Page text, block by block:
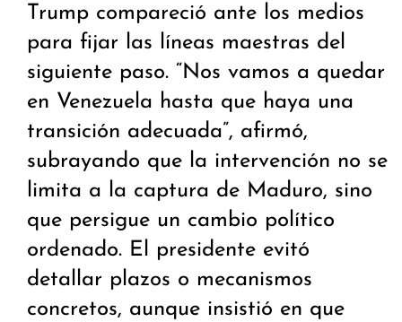
Trump compareció ante los medios
para fijar las líneas maestras del
siguiente paso. “Nos vamos a quedar
en Venezuela hasta que haya una
transición adecuada”, afirmó,
subrayando que la intervención no se
limita a la captura de Maduro, sino
que persigue un cambio político
ordenado. El presidente evitó
detallar plazos o mecanismos
concretos, aunque insistió en que